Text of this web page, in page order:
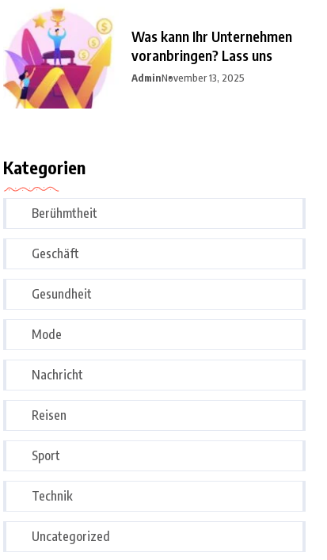
Was kann Ihr Unternehmen
voranbringen? Lass uns
AdminNovember 13, 2025
Kategorien
Berühmtheit
Geschäft
Gesundheit
Mode
Nachricht
Reisen
Sport
Technik
Uncategorized